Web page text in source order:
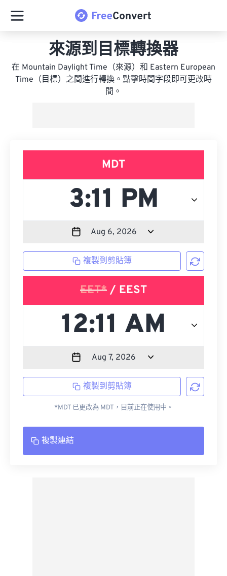
來源到目標轉換器
在 Mountain Daylight Time（來源）和 Eastern European
Time（目標）之間進行轉換。點擊時間字段即可更改時
間。
MDT
複製到剪貼簿
EET* / EEST
複製到剪貼簿
*MDT 已更改為 MDT，目前正在使用中。
複製連結